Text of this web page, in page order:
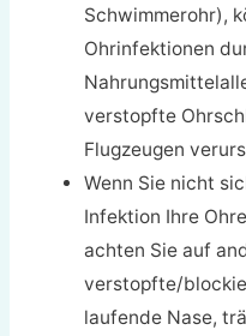
Schwimmerohr),
Ohrinfektionen
verstopfte
Flugzeugen
Wenn Sie nicht
Infektion Ihre
achten Sie auf
verstopfte/
laufende Nase,